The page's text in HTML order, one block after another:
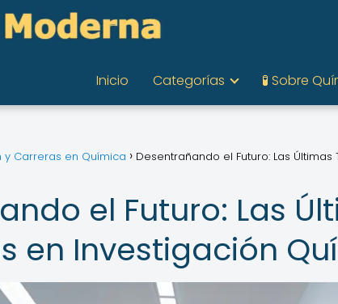
Inicio Categorías 🧪 Sobre
y Carreras en Química
Desentrañando el Futuro: Las
el Futuro: Las
en Investigación